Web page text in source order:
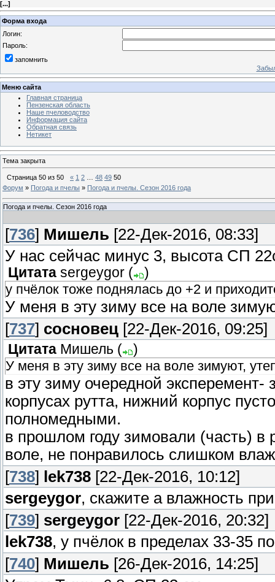
[...]
Форма входа
Логин:
Пароль:
запомнить
Меню сайта
Главная страница
Пензенская область
Наше пчеловодство
Информация сайта
Обратная связь
Нетикет
Тема закрыта
Страница 50 из 50 « 1 2 48 49 50
Форум » Погода и пчелы » Погода и пчелы. Сезон 2016 года
Погода и пчелы. Сезон 2016 года
[736] Мишель [22-Дек-2016, 08:33]
У нас сейчас минус 3, высота СП
Цитата sergeygor (
)
у пчёлок тоже поднялась до +2 и
У меня в эту зиму все на воле
[737] сосновец [22-Дек-2016, 09:25]
Цитата Мишель (
)
У меня в эту зиму все на воле зимуют,
в эту зиму очередной
корпусах рутта, нижний корпус
полномедными.
в прошлом году зимовали (часть) в
воле, не понравилось слишком
[738] lek738 [22-Дек-2016, 10:12]
sergeygor, скажите а влажность
[739] sergeygor [22-Дек-2016, 20:32]
lek738, у пчёлок в пределах 33-35
[740] Мишель [26-Дек-2016, 14:25]